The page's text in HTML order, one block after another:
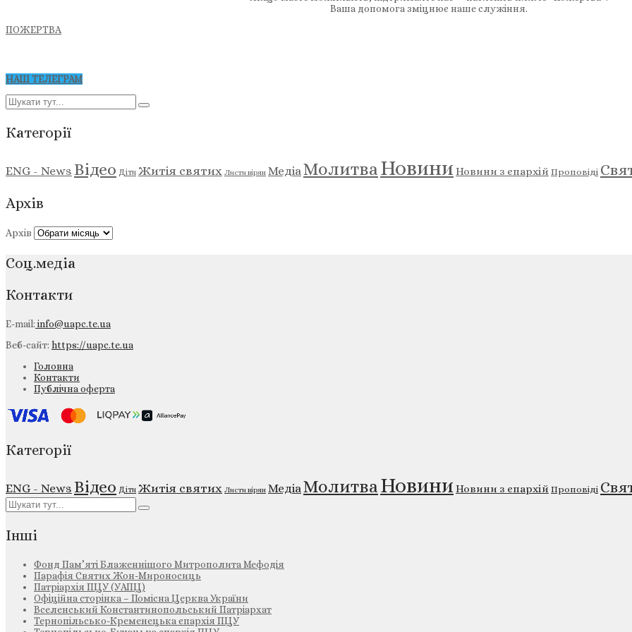
Ваша допомога зміцнює наше служіння.
ПОЖЕРТВА
НАШ ТЕЛЕГРАМ
Категорії
ENG - News Відео Діти Житія святих Листи вірян МедіаМолитваНовини Новини з єпархій Проповіді
Архів
Архів
Соц.медіа
Контакти
E-mail:info@uapc.te.ua
Веб-сайт: https://uapc.te.ua
Головна
Контакти
Публічна оферта
Категорії
ENG - News Відео Діти Житія святих Листи вірян МедіаМолитваНовиниНовини з єпархій Проповіді
Інші
Фонд Пам’яті Блаженнішого Митрополита Мефодія
Парафія Святих Жон-Мироносиць
Патріархія ПЦУ (УАПЦ)
Офіційна сторінка – Помісна Церква України
Вселенський Константинопольський Патріархат
Тернопільсько-Кременецька єпархія ПЦУ